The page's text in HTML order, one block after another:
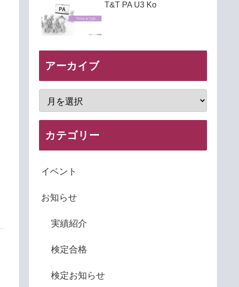
T&T PA U3 Ko
アーカイブ
カテゴリー
イベント
お知らせ
実績紹介
検定合格
検定お知らせ